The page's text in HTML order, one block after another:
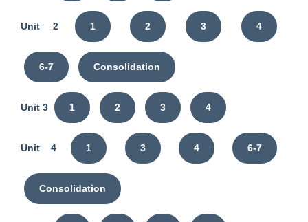
Unit 2 1 2 3 4
6-7 Consolidation
Unit 3 1 2 3 4
Unit 4 1 3 4 6-7
Consolidation